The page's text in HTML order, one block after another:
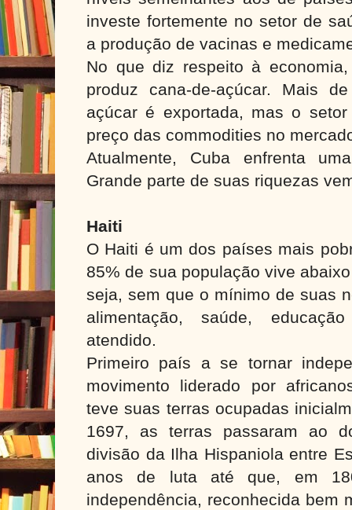
investe fortemente no setor de
a produção de vacinas e
No que diz respeito à
produz cana-de-açúcar. Mais
açúcar é exportada, mas o
preço das commodities no
Atualmente, Cuba enfrenta
Grande parte de suas riquezas
Haiti
O Haiti é um dos países mais
85% de sua população vive
seja, sem que o mínimo de suas
alimentação, saúde,
atendido.
Primeiro país a se tornar
movimento liderado por
teve suas terras ocupadas
1697, as terras passaram ao
divisão da Ilha Hispaniola entre
anos de luta até que, em
independência, reconhecida bem